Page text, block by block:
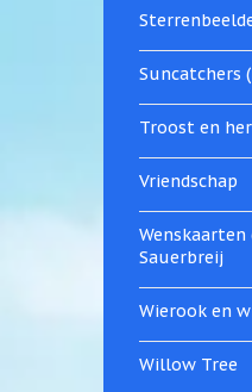
Suncatchers
Troost en
Vriendschap
Sauerbreij
Wierook en
Willow Tree